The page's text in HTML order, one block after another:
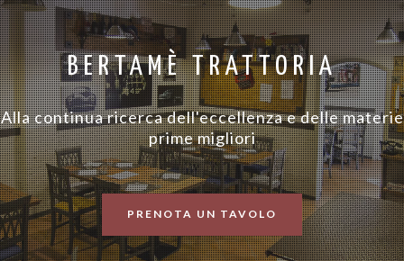
BERTAMÈ TRATTORIA
Alla continua ricerca dell'eccellenza e delle materie
prime migliori
PRENOTA UN TAVOLO